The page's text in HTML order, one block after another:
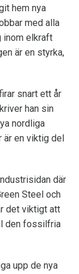
hem nya
med alla
inom elkraft
är en styrka,
snart ett år
han sin
nordliga
en viktig del
där
Steel och
det viktigt att
den fossilfria
upp de nya